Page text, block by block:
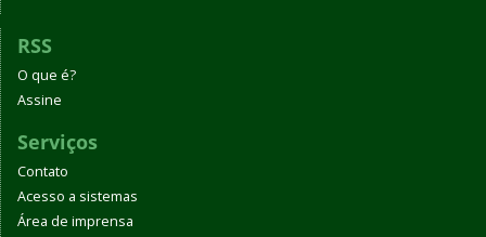
RSS
O que é?
Assine
Serviços
Contato
Acesso a sistemas
Área de imprensa